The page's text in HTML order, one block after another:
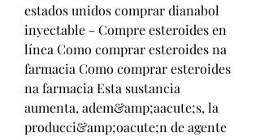
estados unidos comprar dianabol
inyectable - Compre esteroides en
línea Como comprar esteroides na
farmacia Como comprar esteroides
na farmacia Esta sustancia
aumenta, adem&amp;aacute;s, la
producci&amp;oacute;n de agente